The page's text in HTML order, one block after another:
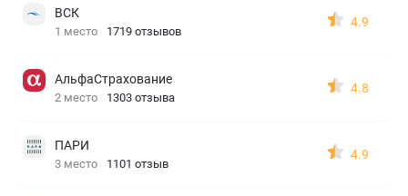
ВСК
1 место 1719 отзывов
4.9
АльфаСтрахование
2 место 1303 отзыва
4.8
ПАРИ
3 место 1101 отзыв
4.9